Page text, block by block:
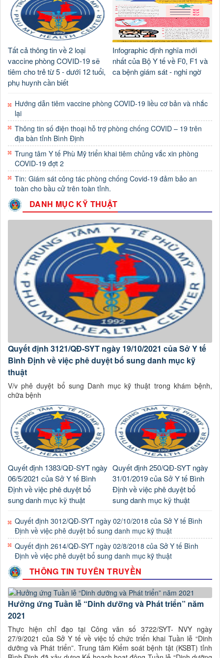
Tất cả thông tin về 2 loại
vaccine phòng COVID-19 sẽ
tiêm cho trẻ từ 5 - dưới 12 tuổi,
phụ huynh cần biết
Infographic định nghĩa mới
nhất của Bộ Y tế về F0, F1 và
ca bệnh giám sát - nghi ngờ
Hướng dẫn tiêm vaccine phòng COVID-19 liều cơ bản và nhắc
lại
Thông tin số điện thoại hỗ trợ phòng chống COVID – 19 trên
địa bàn tỉnh Bình Định
Trung tâm Y tế Phù Mỹ triển khai tiêm chủng vắc xin phòng
COVID-19 đợt 2
Tin: Giám sát công tác phòng chống Covid-19 đảm bảo an
toàn cho bầu cử trên toàn tỉnh.
DANH MỤC KỸ THUẬT
Quyết định 3121/QĐ-SYT ngày 19/10/2021 của Sở Y tế
Bình Định về việc phê duyệt bổ sung danh mục kỹ
thuật
V/v phê duyệt bổ sung Danh mục kỹ thuật trong khám bệnh,
chữa bệnh
Quyết định 1383/QĐ-SYT ngày
06/5/2021 của Sở Y tế Bình
Định về việc phê duyệt bổ
sung danh mục kỹ thuật
Quyết định 250/QĐ-SYT ngày
31/01/2019 của Sở Y tế Bình
Định về việc phê duyệt bổ
sung danh mục kỹ thuật
Quyết định 3012/QĐ-SYT ngày 02/10/2018 của Sở Y tế Bình
Định về việc phê duyệt bổ sung danh mục kỹ thuật
Quyết định 2614/QĐ-SYT ngày 02/8/2018 của Sở Y tế Bình
Định về việc phê duyệt bổ sung danh mục kỹ thuật
THÔNG TIN TUYÊN TRUYỀN
Hưởng ứng Tuần lễ “Dinh dưỡng và Phát triển” năm
2021
Thực hiện chỉ đạo tại Công văn số 3722/SYT- NVY ngày
27/9/2021 của Sở Y tế về việc tổ chức triển khai Tuần lễ “Dinh
dưỡng và Phát triển”. Trung tâm Kiểm soát bệnh tật (KSBT) tỉnh